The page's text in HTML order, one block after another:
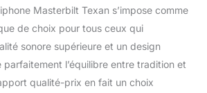
Masterbilt Texan s’impose comme
de choix pour tous ceux qui
sonore supérieure et un design
parfaitement l’équilibre entre tradition et
qualité-prix en fait un choix